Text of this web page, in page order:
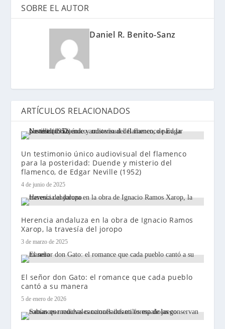
SOBRE EL AUTOR
Daniel R. Benito-Sanz
ARTÍCULOS RELACIONADOS
Un testimonio único audiovisual del flamenco
para la posteridad: Duende y misterio del
flamenco, de Edgar Neville (1952)
4 de junio de 2025
Herencia andaluza en la obra de Ignacio Ramos
Xarop, la travesía del joropo
3 de marzo de 2025
El señor don Gato: el romance que cada pueblo
cantó a su manera
5 de enero de 2026